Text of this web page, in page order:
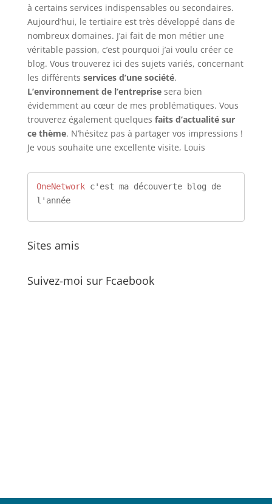
à certains services indispensables ou secondaires.
Aujourd’hui, le tertiaire est très développé dans de
nombreux domaines. J’ai fait de mon métier une
véritable passion, c’est pourquoi j’ai voulu créer ce
blog. Vous trouverez ici des sujets variés, concernant
les différents services d’une société.
L’environnement de l’entreprisesera bien
évidemment au cœur de mes problématiques. Vous
trouverez également quelques faits d’actualité sur
ce thème. N’hésitez pas à partager vos impressions !
Je vous souhaite une excellente visite, Louis
OneNetwork c'est ma découverte blog de
l'année
Sites amis
Suivez-moi sur Fcaebook